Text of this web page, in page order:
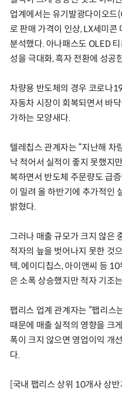
업계에서는 유기발광다이오드
로 판매 가격이 인상, LX세미콘
분석했다. 아나패스도 OLED
성을 극대화, 흑자 전환에 성공
차량용 반도체의 경우 코로나
자동차 시장이 회복되면서 바
가하는 모양새다.
텔레칩스 관계자는 “지난해 차
낙 적어서 실적이 좋지 못했지
복하면서 반도체 주문량도 급
이 밀려 올 하반기에 추가적인
밝혔다.
그러나 매출 규모가 크지 않은
적자의 늪을 벗어나지 못한 것
텍, 에이디칩스, 아이앤씨 등
은 소폭 상승했지만 적자 기조
팹리스 업계 관계자는 “팹리스
때문에 매출 실적의 영향을 크
폭이 크지 않으면 영업이익 개
다.
[국내 팹리스 상위 10개사 상